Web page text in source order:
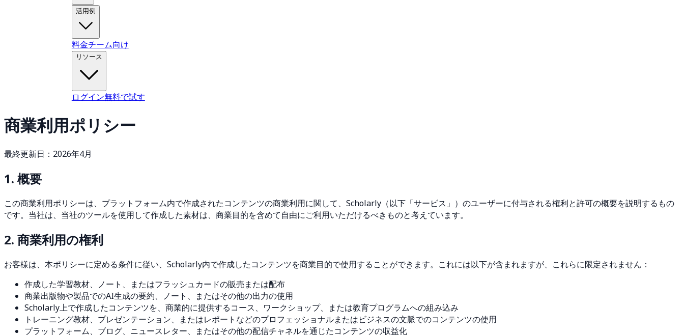
活用例
料金チーム向け
リソース
ログイン無料で試す
商業利用ポリシー
最終更新日：2026年4月
1. 概要
この商業利用ポリシーは、プラットフォーム内で作成されたコンテンツの商業利用に関して、Scholarly（以下「サービス」）のユーザーに付与される権利と許可の概要を説明するもの
です。当社は、当社のツールを使用して作成した素材は、商業目的を含めて自由にご利用いただけるべきものと考えています。
2. 商業利用の権利
お客様は、本ポリシーに定める条件に従い、Scholarly内で作成したコンテンツを商業目的で使用することができます。これには以下が含まれますが、これらに限定されません：
作成した学習教材、ノート、またはフラッシュカードの販売または配布
商業出版物や製品でのAI生成の要約、ノート、またはその他の出力の使用
Scholarly上で作成したコンテンツを、商業的に提供するコース、ワークショップ、または教育プログラムへの組み込み
トレーニング教材、プレゼンテーション、またはレポートなどのプロフェッショナルまたはビジネスの文脈でのコンテンツの使用
プラットフォーム、ブログ、ニュースレター、またはその他の配信チャネルを通じたコンテンツの収益化